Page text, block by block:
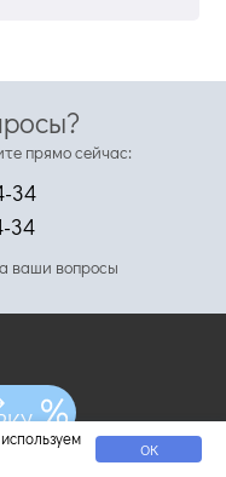
прямо сейчас:
34
34
ваши вопросы
ОК